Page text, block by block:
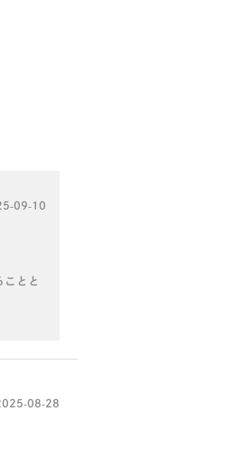
09-10
とと
08-28